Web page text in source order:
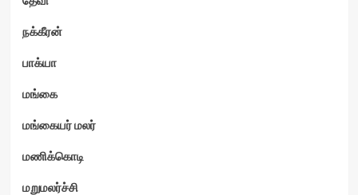
நக்கீரன்
பாக்யா
மங்கை
மங்கையர் மலர்
மணிக்கொடி
மறுமலர்ச்சி